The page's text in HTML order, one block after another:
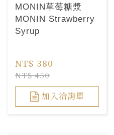
MONIN草莓糖漿
MONIN Strawberry
Syrup
NT$ 380
NT$ 450
加入洽詢單